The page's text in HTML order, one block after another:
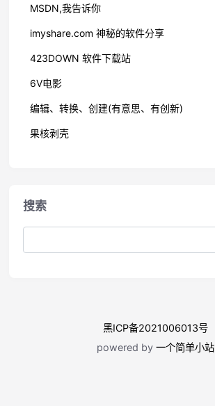
MSDN,我告诉你
imyshare.com 神秘的软件分享
423DOWN 软件下载站
6V电影
编辑、转换、创建(有意思、有创新)
果核剥壳
搜索
黑ICP备2021006013号
powered by 一个简单小站